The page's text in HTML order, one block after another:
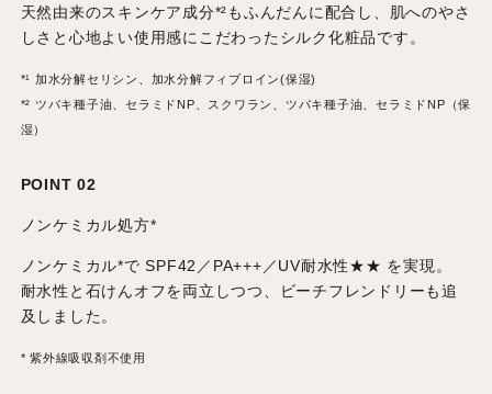
天然由来のスキンケア成分*²もふんだんに配合し、肌へのやさ
しさと心地よい使用感にこだわったシルク化粧品です。
*¹ 加水分解セリシン、加水分解フィブロイン(保湿)
*² ツバキ種子油、セラミドNP、スクワラン、ツバキ種子油、セラミドNP（保
湿）
POINT 02
ノンケミカル処方*
ノンケミカル*で SPF42／PA+++／UV耐水性★★ を実現。
耐水性と石けんオフを両立しつつ、ビーチフレンドリーも追
及しました。
* 紫外線吸収剤不使用